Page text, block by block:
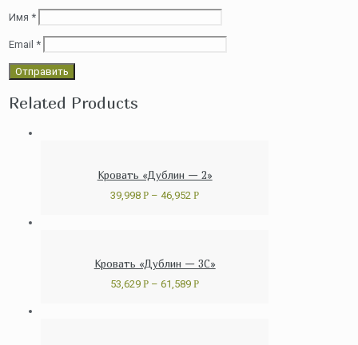
Имя*
Email*
Related Products
Кровать «Дублин — 2»
39,998Р –46,952Р
Кровать «Дублин — 3C»
53,629Р –61,589Р